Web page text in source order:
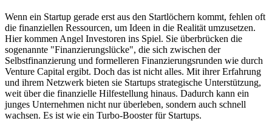
Wenn ein Startup gerade erst aus den Startlöchern kommt, fehlen oft
die finanziellen Ressourcen, um Ideen in die Realität umzusetzen.
Hier kommen Angel Investoren ins Spiel. Sie überbrücken die
sogenannte "Finanzierungslücke", die sich zwischen der
Selbstfinanzierung und formelleren Finanzierungsrunden wie durch
Venture Capital ergibt. Doch das ist nicht alles. Mit ihrer Erfahrung
und ihrem Netzwerk bieten sie Startups strategische Unterstützung,
weit über die finanzielle Hilfestellung hinaus. Dadurch kann ein
junges Unternehmen nicht nur überleben, sondern auch schnell
wachsen. Es ist wie ein Turbo-Booster für Startups.